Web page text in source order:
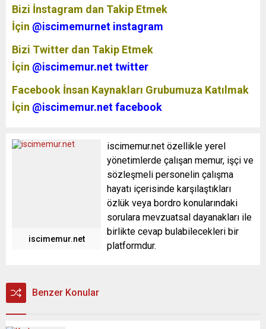
Bizi İnstagram dan Takip Etmek
İçin @iscimemurnet instagram
Bizi Twitter dan Takip Etmek
İçin @iscimemur.net twitter
Facebook İnsan Kaynakları Grubumuza Katılmak
İçin @iscimemur.net facebook
iscimemur.net
iscimemur.net özellikle yerel
yönetimlerde çalışan memur, işçi ve
sözleşmeli personelin çalışma
hayatı içerisinde karşılaştıkları
özlük veya bordro konularındaki
sorulara mevzuatsal dayanakları ile
birlikte cevap bulabilecekleri bir
platformdur.
Benzer Konular